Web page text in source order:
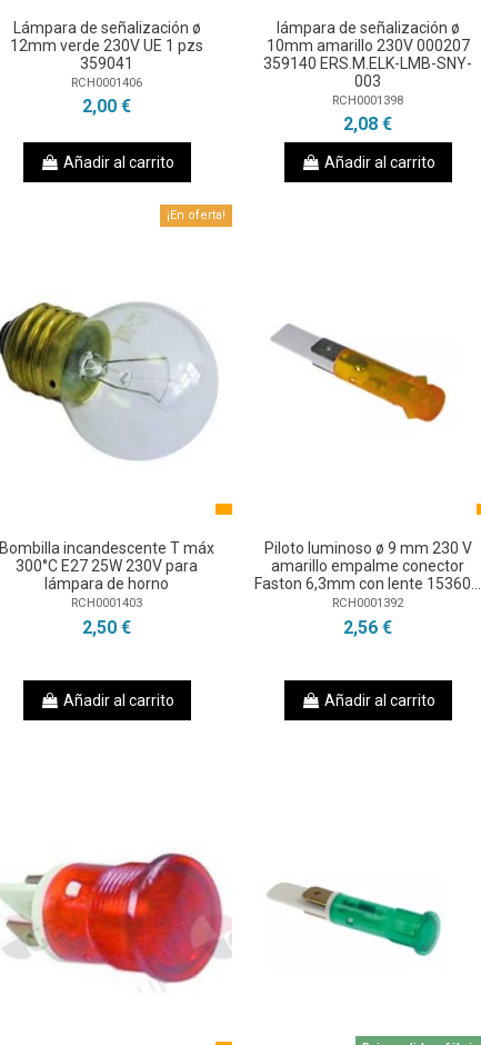
Lámpara de señalización ø
12mm verde 230V UE 1 pzs
359041
RCH0001406
2,00 €
Añadir al carrito
lámpara de señalización ø
10mm amarillo 230V 000207
359140 ERS.M.ELK-LMB-SNY-
003
RCH0001398
2,08 €
Añadir al carrito
¡En oferta!
Bombilla incandescente T máx
300°C E27 25W 230V para
lámpara de horno
RCH0001403
2,50 €
Añadir al carrito
Piloto luminoso ø 9 mm 230 V
amarillo empalme conector
Faston 6,3mm con lente 15360...
RCH0001392
2,56 €
Añadir al carrito